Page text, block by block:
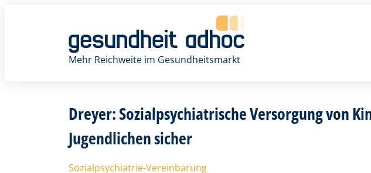
Mehr Reichweite im Gesundheitsmarkt
Dreyer: Sozialpsychiatrische Versorgung von
Jugendlichen sicher
Sozialpsychiatrie-Vereinbarung